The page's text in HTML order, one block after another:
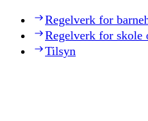
Regelverk for
Regelverk for skole
Tilsyn